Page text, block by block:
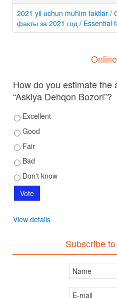
2021 yil uchun muhim faktlar /
факты за 2021 год / Essential
How do you estimate the
“Askiya Dehqon Bozori”?
Excellent
Good
Fair
Bad
Don't know
View details
Subscribe